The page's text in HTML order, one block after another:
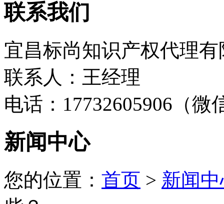
联系我们
宜昌标尚知识产权代理有
联系人：王经理
电话：17732605906（微
新闻中心
您的位置： 首页 > 新闻